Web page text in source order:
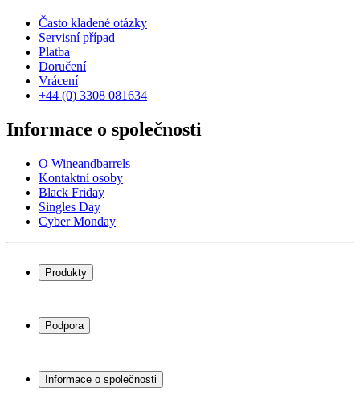
Často kladené otázky
Servisní případ
Platba
Doručení
Vrácení
+44 (0) 3308 081634
Informace o společnosti
O Wineandbarrels
Kontaktní osoby
Black Friday
Singles Day
Cyber Monday
Produkty
Stojany na víno
Vinný nábytek
Podpora
Servisní případ
Platba
Informace o společnosti